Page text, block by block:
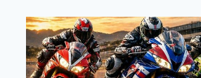
MOTOCICLISMO
CON
VISITA
AL